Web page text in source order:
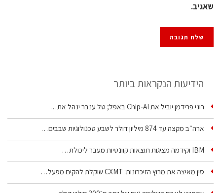
שאגיב.
הידיעות הנקראות ביותר
רוני פרידמן יוביל את Chip‑AI באפל; טל ענבר ינהל את…
ארה״ב מקצה עד 874 מיליון דולר לשבע טכנולוגיות שבבים…
IBM וקידמה מציגות תוצאות קוונטיות מעבר ליכולת…
סין מאיצה את מרוץ הזיכרונות: CXMT שוקלת להקים מפעל…